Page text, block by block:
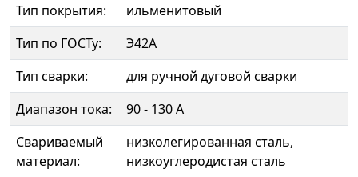
Тип покрытия:
ильменитовый
Тип по ГОСТу:
Э42А
Тип сварки:
для ручной дуговой сварки
Диапазон тока:
90 - 130 А
Свариваемый
материал:
низколегированная сталь,
низкоуглеродистая сталь